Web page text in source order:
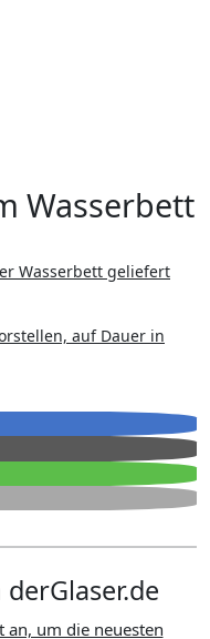
Wasserbett
auf Dauer in